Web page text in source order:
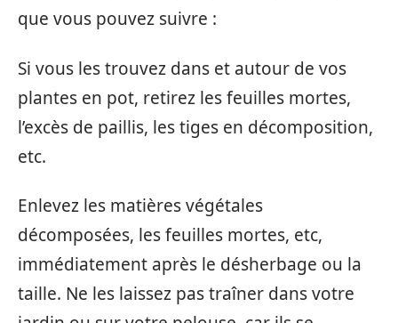
que vous pouvez suivre :
Si vous les trouvez dans et autour de vos
plantes en pot, retirez les feuilles mortes,
l’excès de paillis, les tiges en décomposition,
etc.
Enlevez les matières végétales
décomposées, les feuilles mortes, etc,
immédiatement après le désherbage ou la
taille. Ne les laissez pas traîner dans votre